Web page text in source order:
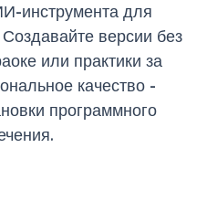
инструмента для
версии без
или практики за
качество -
программного